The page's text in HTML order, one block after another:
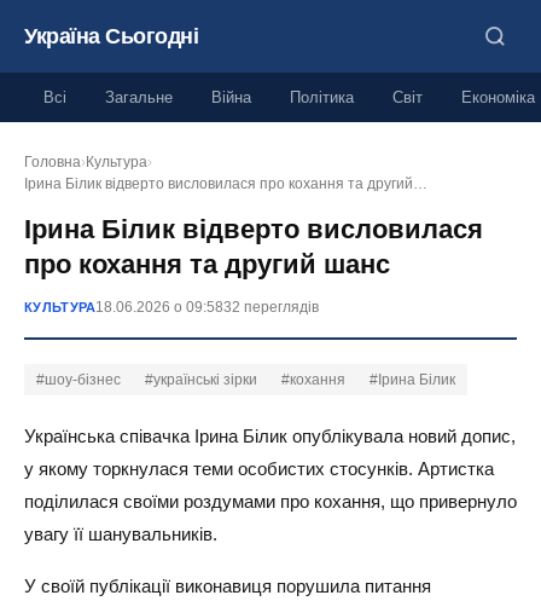
Україна Сьогодні
Всі Загальне Війна Політика Світ Економіка
Головна› Культура›
Ірина Білик відверто висловилася про кохання та другий…
Ірина Білик відверто висловилася
про кохання та другий шанс
КУЛЬТУРА18.06.2026 о 09:5832 переглядів
#шоу-бізнес #українські зірки #кохання #Ірина Білик
Українська співачка Ірина Білик опублікувала новий допис,
у якому торкнулася теми особистих стосунків. Артистка
поділилася своїми роздумами про кохання, що привернуло
увагу її шанувальників.
У своїй публікації виконавиця порушила питання